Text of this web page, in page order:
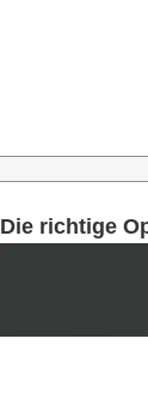
Die richtige